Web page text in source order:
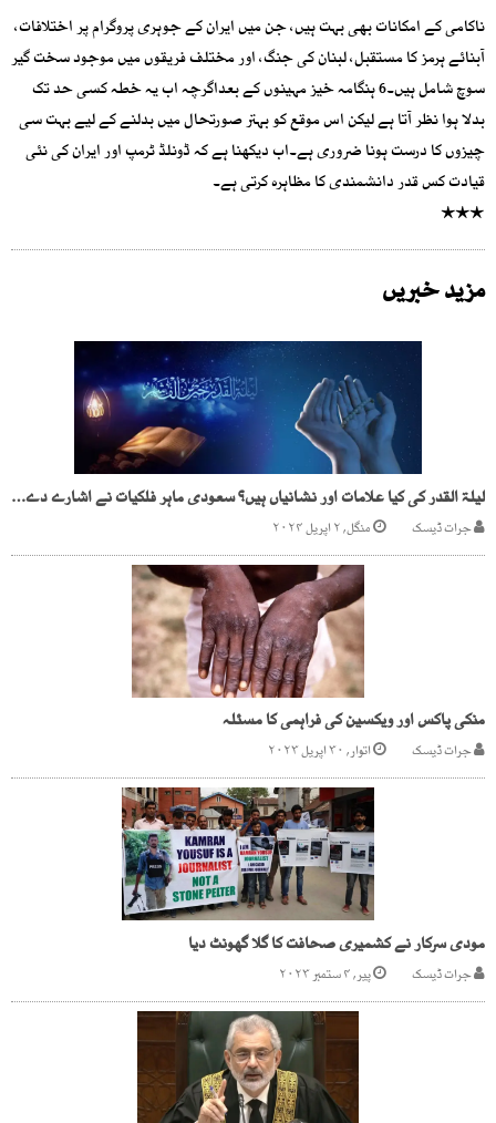
ناکامی کے امکانات بھی بہت ہیں، جن میں ایران کے جوہری پروگرام پر اختلافات،
آبنائے ہرمز کا مستقبل، لبنان کی جنگ، اور مختلف فریقوں میں موجود سخت گیر
سوچ شامل ہیں۔6 ہنگامہ خیز مہینوں کے بعداگرچہ اب یہ خطہ کسی حد تک
بدلا ہوا نظر آتا ہے لیکن اس موقع کو بہتر صورتحال میں بدلنے کے لیے بہت سی
چیزوں کا درست ہونا ضروری ہے۔اب دیکھنا ہے کہ ڈونلڈ ٹرمپ اور ایران کی نئی
قیادت کس قدر دانشمندی کا مظاہرہ کرتی ہے۔
٭٭٭
مزید خبریں
لیلۃ القدر کی کیا علامات اور نشانیاں ہیں؟ سعودی ماہر فلکیات نے اشارے دے دیے
جرات ڈیسک منگل, ۲ اپریل ۲۰۲۴
منکی پاکس اور ویکسین کی فراہمی کا مسئلہ
جرات ڈیسک اتوار, ۳۰ اپریل ۲۰۲۳
مودی سرکار نے کشمیری صحافت کا گلا گھونٹ دیا
جرات ڈیسک پیر, ۴ ستمبر ۲۰۲۳